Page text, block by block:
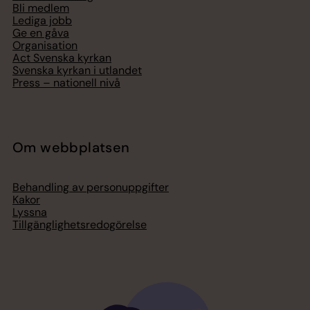
Bli medlem
Lediga jobb
Ge en gåva
Organisation
Act Svenska kyrkan
Svenska kyrkan i utlandet
Press – nationell nivå
Om webbplatsen
Behandling av personuppgifter
Kakor
Lyssna
Tillgänglighetsredogörelse